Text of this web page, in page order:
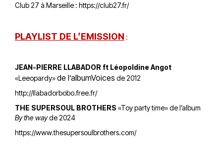
Club 27 à Marseille : https://club27.fr/
PLAYLIST DE L’EMISSION :
JEAN-PIERRE LLABADOR ft Léopoldine Angot
«Leeopardy»de l’albumVoices de 2012
http://llabadorbobo.free.fr/
THE SUPERSOUL BROTHERS «Toy party time» de l’album
By the wayde 2024
https://www.thesupersoulbrothers.com/